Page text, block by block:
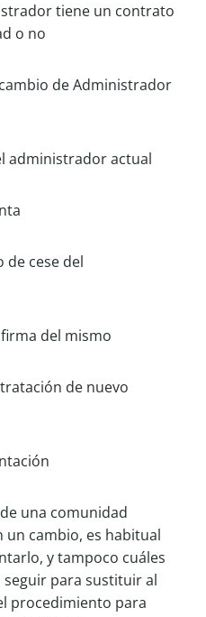
tiene un contrato
o no
de Administrador
administrador actual
de cese del
del mismo
de nuevo
una comunidad
cambio, es habitual
y tampoco cuáles
para sustituir al
procedimiento para